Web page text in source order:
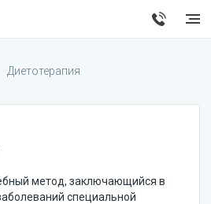
Диетотерапия
метод, заключающийся в
специальной